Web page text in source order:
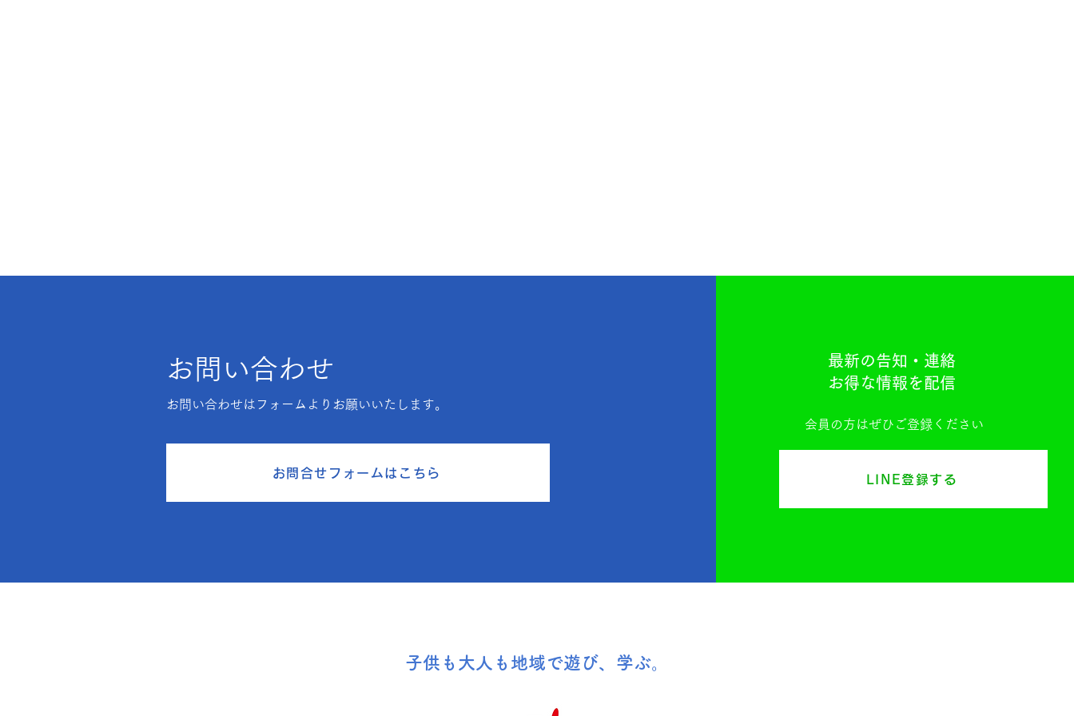
お問い合わせ
お問い合わせはフォームよりお願いいたします。
お問合せフォームはこちら
最新の告知・連絡
お得な情報を配信
会員の方はぜひご登録ください
LINE登録する
子供も大人も地域で遊び、学ぶ。